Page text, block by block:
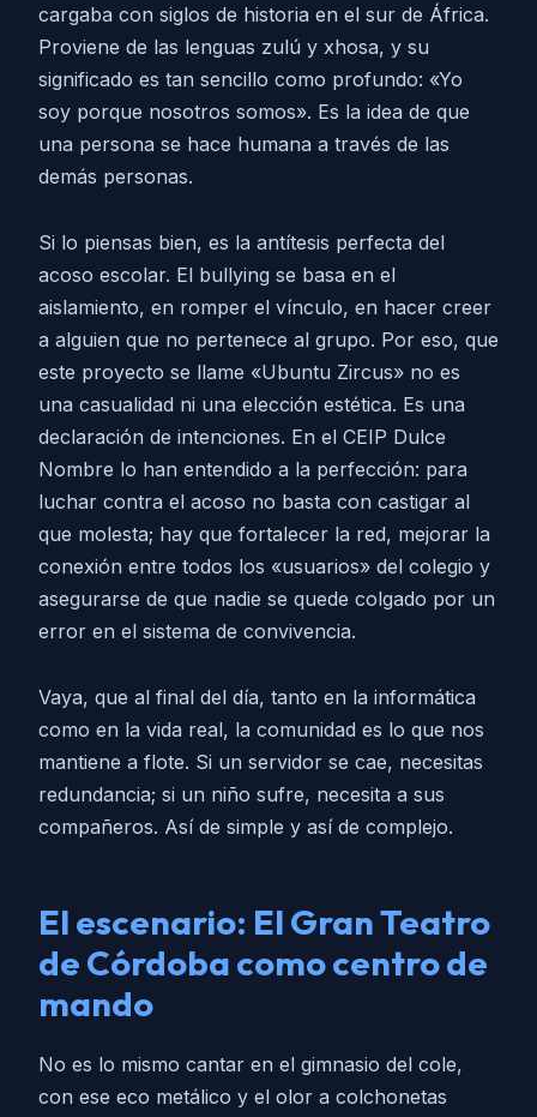
cargaba con siglos de historia en el sur de África.
Proviene de las lenguas zulú y xhosa, y su
significado es tan sencillo como profundo: «Yo
soy porque nosotros somos». Es la idea de que
una persona se hace humana a través de las
demás personas.
Si lo piensas bien, es la antítesis perfecta del
acoso escolar. El bullying se basa en el
aislamiento, en romper el vínculo, en hacer creer
a alguien que no pertenece al grupo. Por eso, que
este proyecto se llame «Ubuntu Zircus» no es
una casualidad ni una elección estética. Es una
declaración de intenciones. En el CEIP Dulce
Nombre lo han entendido a la perfección: para
luchar contra el acoso no basta con castigar al
que molesta; hay que fortalecer la red, mejorar la
conexión entre todos los «usuarios» del colegio y
asegurarse de que nadie se quede colgado por un
error en el sistema de convivencia.
Vaya, que al final del día, tanto en la informática
como en la vida real, la comunidad es lo que nos
mantiene a flote. Si un servidor se cae, necesitas
redundancia; si un niño sufre, necesita a sus
compañeros. Así de simple y así de complejo.
El escenario: El Gran Teatro
de Córdoba como centro de
mando
No es lo mismo cantar en el gimnasio del cole,
con ese eco metálico y el olor a colchonetas